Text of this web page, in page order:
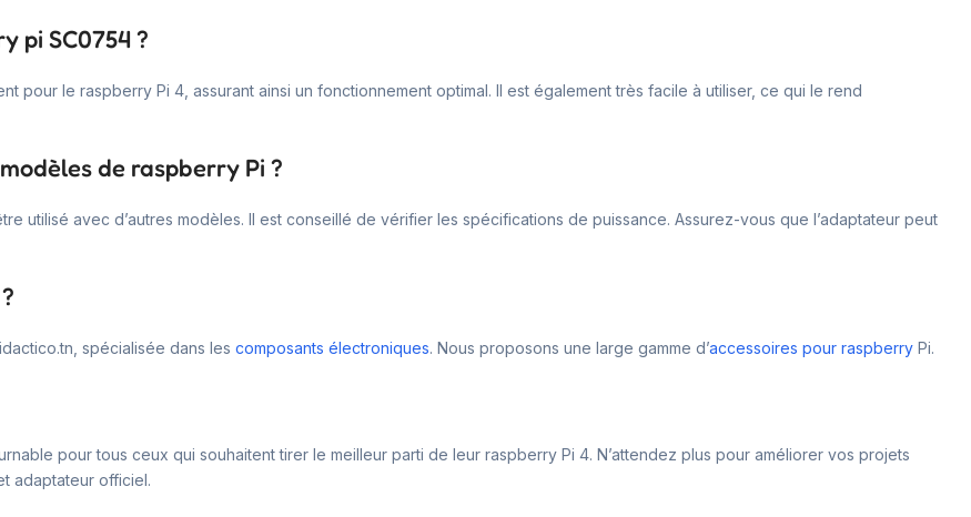
pi SC0754 ?
pour le raspberry Pi 4, assurant ainsi un fonctionnement optimal. Il est également très facile à utiliser, ce qui le rend
de raspberry Pi ?
utilisé avec d’autres modèles. Il est conseillé de vérifier les spécifications de puissance. Assurez-vous que l’adaptateur peut
spécialisée dans les composants électroniques. Nous proposons une large gamme d’accessoires pour raspberry Pi.
pour tous ceux qui souhaitent tirer le meilleur parti de leur raspberry Pi 4. N’attendez plus pour améliorer vos projets
adaptateur officiel.